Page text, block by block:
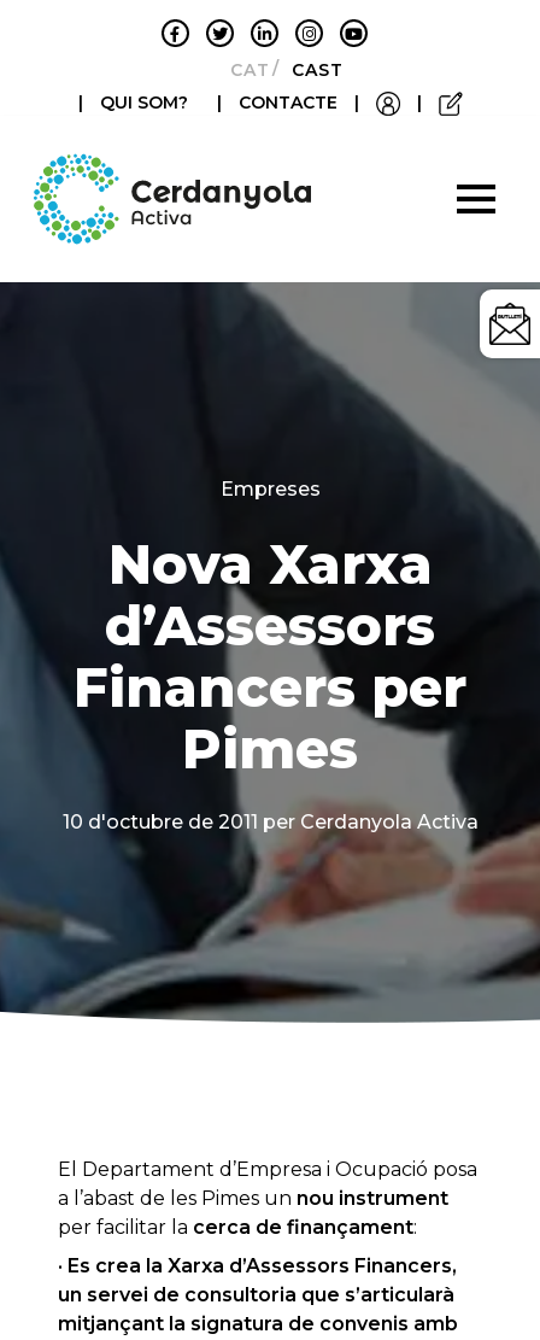
CATALÀCASTELLANO
|
QUI SOM? | CONTACTE | |
Categories
Empreses
Nova Xarxa
d’Assessors
Financers per
Pimes
10 d'octubre de 2011 per Cerdanyola Activa
El Departament d’Empresa i Ocupació posa
a l’abast de les Pimes un nou instrument
per facilitar la cerca de finançament:
· Es crea la Xarxa d’Assessors Financers,
un servei de consultoria que s’articularà
mitjançant la signatura de convenis amb